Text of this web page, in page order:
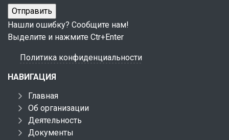
Нашли ошибку? Сообщите нам!
Выделите и нажмите Ctr+Enter
Политика конфиденциальности
НАВИГАЦИЯ
Главная
Об организации
Деятельность
Документы